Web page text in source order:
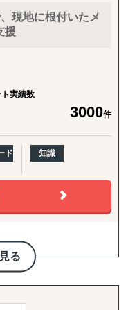
路開拓 現地支援サー
進出 市場調査サー
か」まで、意思決定
ート』
登記、銀行口座開設
ムが対応します。
がない」中小企業の
でを、日本語で安心
】
に・何を・どうやっ
ハウが社内にない
う探せばよいかわか
、出品・運用のノウ
み方に不安がある
・戦略策定から、EC
・規制対応・物流ま
現地に根付いたメ
援
実績数
3000件
ド 知識
る
ンサルタント800名
のコンサルティング